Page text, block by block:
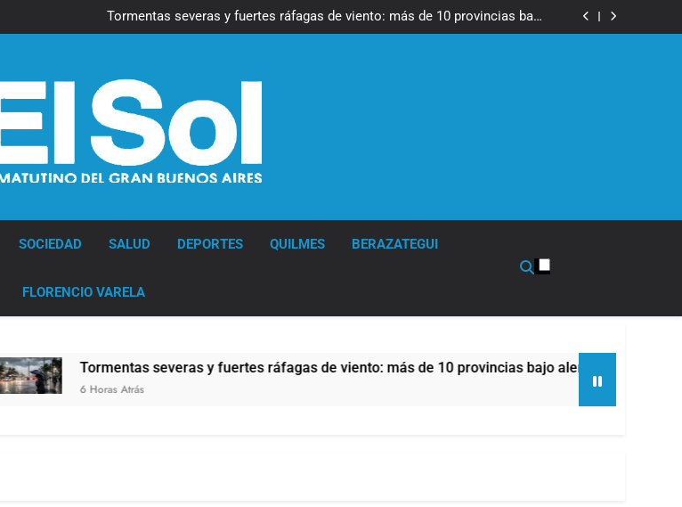
protesta contra la reforma de la Ley de Tierras
Tormentas severas y fuertes ráfagas de viento: más de 10 provincias bajo
alerta meteorológica
Senado debate el proyecto sobre propiedad privada con foco en los
Tormentas severas y fuertes ráfagas de viento: más de 10 provincias bajo
Senado debate el proyecto sobre propiedad privada con foco en los
Día del Cirujano Torácico: una especialidad clave para el cuidado de la
SOCIEDAD SALUD DEPORTES QUILMES BERAZATEGUI
FLORENCIO VARELA
Tormentas severas y fuertes ráfagas de viento: más de 10 provincias bajo alerta meteorológica
6 Horas Atrás